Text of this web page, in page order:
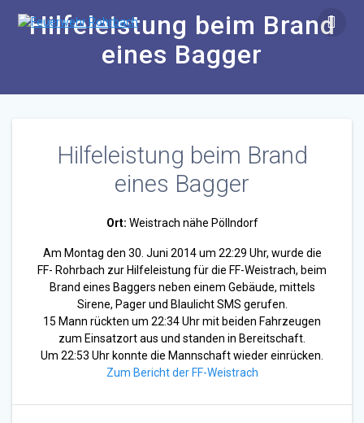
Inhalt
springen
Hilfeleistung beim Brand
eines Bagger
Hilfeleistung beim Brand
eines Bagger
Ort: Weistrach nähe Pöllndorf
Am Montag den 30. Juni 2014 um 22:29 Uhr, wurde die
FF- Rohrbach zur Hilfeleistung für die FF-Weistrach, beim
Brand eines Baggers neben einem Gebäude, mittels
Sirene, Pager und Blaulicht SMS gerufen.
15 Mann rückten um 22:34 Uhr mit beiden Fahrzeugen
zum Einsatzort aus und standen in Bereitschaft.
Um 22:53 Uhr konnte die Mannschaft wieder einrücken.
Zum Bericht der FF-Weistrach